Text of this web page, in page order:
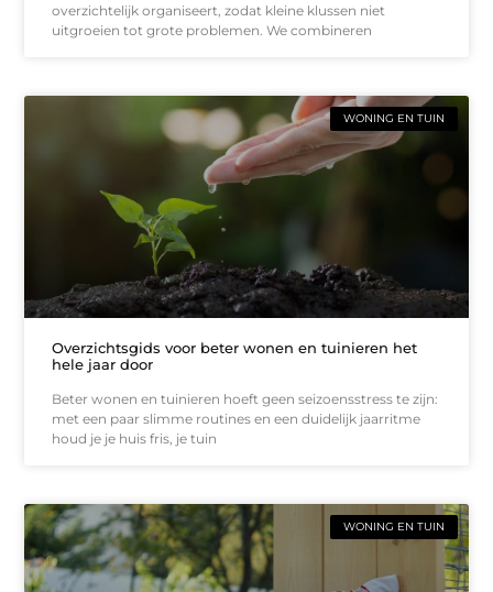
overzichtelijk organiseert, zodat kleine klussen niet
uitgroeien tot grote problemen. We combineren
WONING EN TUIN
Overzichtsgids voor beter wonen en tuinieren het
hele jaar door
Beter wonen en tuinieren hoeft geen seizoensstress te zijn:
met een paar slimme routines en een duidelijk jaarritme
houd je je huis fris, je tuin
WONING EN TUIN